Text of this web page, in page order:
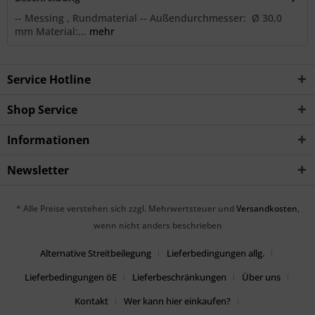
-- Messing , Rundmaterial -- Außendurchmesser: Ø 30,0
mm Material:... mehr
Service Hotline
Shop Service
Informationen
Newsletter
* Alle Preise verstehen sich zzgl. Mehrwertsteuer und Versandkosten,
wenn nicht anders beschrieben
Alternative Streitbeilegung
Lieferbedingungen allg.
Lieferbedingungen öE
Lieferbeschränkungen
Über uns
Kontakt
Wer kann hier einkaufen?